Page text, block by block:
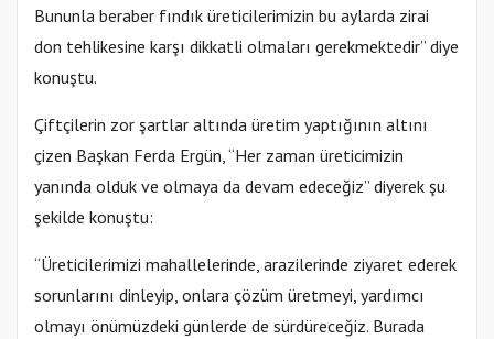
Bununla beraber fındık üreticilerimizin bu aylarda zirai
don tehlikesine karşı dikkatli olmaları gerekmektedir” diye
konuştu.
Çiftçilerin zor şartlar altında üretim yaptığının altını
çizen Başkan Ferda Ergün, “Her zaman üreticimizin
yanında olduk ve olmaya da devam edeceğiz” diyerek şu
şekilde konuştu:
“Üreticilerimizi mahallelerinde, arazilerinde ziyaret ederek
sorunlarını dinleyip, onlara çözüm üretmeyi, yardımcı
olmayı önümüzdeki günlerde de sürdüreceğiz. Burada